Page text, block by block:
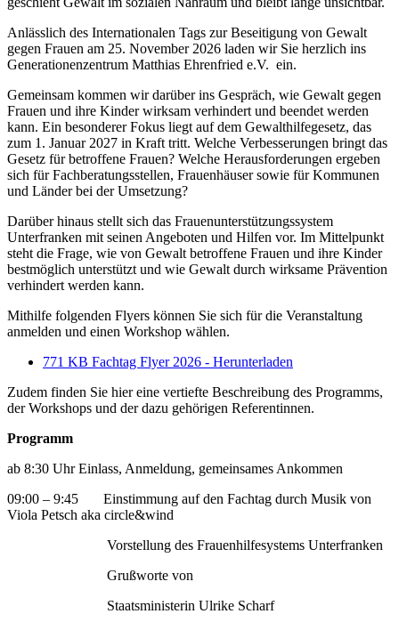
Anlässlich des Internationalen Tags zur Beseitigung von Gewalt
gegen Frauen am 25. November 2026 laden wir Sie herzlich ins
Generationenzentrum Matthias Ehrenfried e.V. ein.
Gemeinsam kommen wir darüber ins Gespräch, wie Gewalt gegen
Frauen und ihre Kinder wirksam verhindert und beendet werden
kann. Ein besonderer Fokus liegt auf dem Gewalthilfegesetz, das
zum 1. Januar 2027 in Kraft tritt. Welche Verbesserungen bringt das
Gesetz für betroffene Frauen? Welche Herausforderungen ergeben
sich für Fachberatungsstellen, Frauenhäuser sowie für Kommunen
und Länder bei der Umsetzung?
Darüber hinaus stellt sich das Frauenunterstützungssystem
Unterfranken mit seinen Angeboten und Hilfen vor. Im Mittelpunkt
steht die Frage, wie von Gewalt betroffene Frauen und ihre Kinder
bestmöglich unterstützt und wie Gewalt durch wirksame Prävention
verhindert werden kann.
Mithilfe folgenden Flyers können Sie sich für die Veranstaltung
anmelden und einen Workshop wählen.
771 KB Fachtag Flyer 2026 - Herunterladen
Zudem finden Sie hier eine vertiefte Beschreibung des Programms,
der Workshops und der dazu gehörigen Referentinnen.
Programm
ab 8:30 Uhr Einlass, Anmeldung, gemeinsames Ankommen
09:00 – 9:45 Einstimmung auf den Fachtag durch Musik von
Viola Petsch aka circle&wind
Vorstellung des Frauenhilfesystems Unterfranken
Grußworte von
Staatsministerin Ulrike Scharf